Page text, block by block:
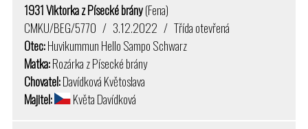
1931 Viktorka z Písecké brány(Fena)
CMKU/BEG/5770 / 3.12.2022 / Třída otevřená
Otec:Huvikummun Hello Sampo Schwarz
Matka:Rozárka z Písecké brány
Chovatel:Davídková Květoslava
Majitel:
Květa Davídková